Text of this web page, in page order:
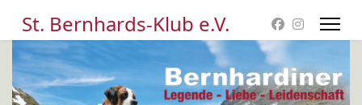
St. Bernhards-Klub e.V.